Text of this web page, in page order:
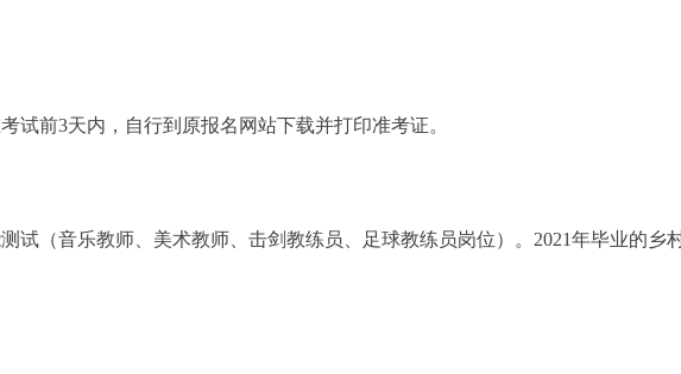
试前3天内，自行到原报名网站下载并打印准考证。
试（音乐教师、美术教师、击剑教练员、足球教练员岗位）。2021年毕业的乡